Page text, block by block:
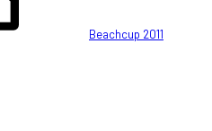
Beachcup 2011